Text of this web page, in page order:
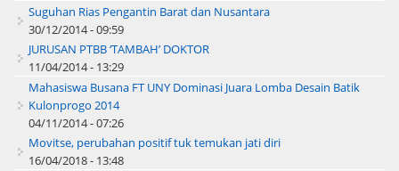
Suguhan Rias Pengantin Barat dan Nusantara
30/12/2014 - 09:59
JURUSAN PTBB ‘TAMBAH’ DOKTOR
11/04/2014 - 13:29
Mahasiswa Busana FT UNY Dominasi Juara Lomba Desain Batik
Kulonprogo 2014
04/11/2014 - 07:26
Movitse, perubahan positif tuk temukan jati diri
16/04/2018 - 13:48